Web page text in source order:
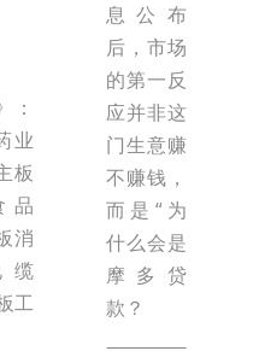
：
业
板
品
消
工
息公布
后，市场
的第一反
应并非这
门生意赚
不赚钱，
而是“为
什么会是
摩多贷
款？